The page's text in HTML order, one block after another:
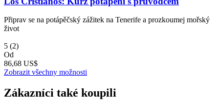
Připrav se na potápěčský zážitek na Tenerife a prozkoumej mořský
život
5 (2)
Od
86,68 US$
Zobrazit všechny možnosti
Zákazníci také koupili